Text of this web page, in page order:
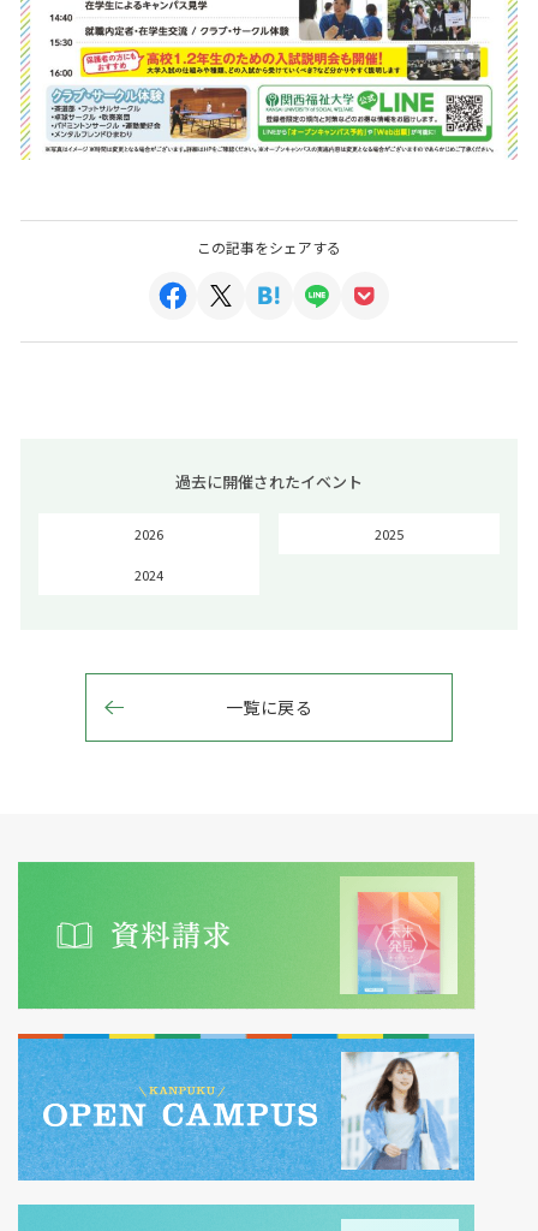
この記事をシェアする
過去に開催されたイベント
2026 2025
2024
一覧に戻る